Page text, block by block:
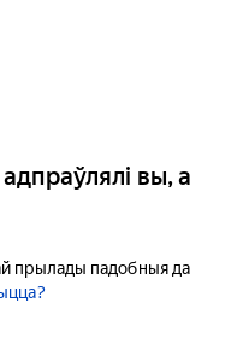
вы, а
прылады падобныя да